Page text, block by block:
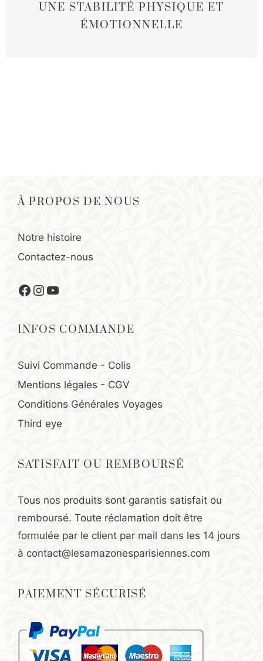
UNE STABILITÉ PHYSIQUE ET
ÉMOTIONNELLE
À PROPOS DE NOUS
Notre histoire
Contactez-nous
Facebook
Instagram
YouTube
INFOS COMMANDE
Suivi Commande - Colis
Mentions légales - CGV
Conditions Générales Voyages
Third eye
SATISFAIT OU REMBOURSÉ
Tous nos produits sont garantis satisfait ou
remboursé. Toute réclamation doit être
formulée par le client par mail dans les 14 jours
à contact@lesamazonesparisiennes.com
PAIEMENT SÉCURISÉ